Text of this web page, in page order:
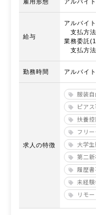
雇用形態 アルバイ
給与
アルバイ
支払方
業務委託
支払方
勤務時間 アルバイ
求人の特徴
服装自
ピア
扶養
フリ
大学生
第二
履歴書
未経
リモ